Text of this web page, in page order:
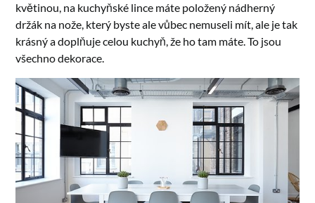
květinou, na kuchyňské lince máte položený nádherný
držák na nože, který byste ale vůbec nemuseli mít, ale je tak
krásný a doplňuje celou kuchyň, že ho tam máte. To jsou
všechno dekorace.